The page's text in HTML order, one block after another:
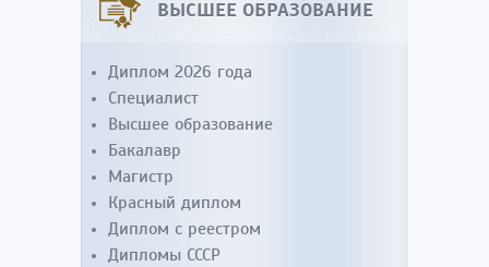
ВЫСШЕЕ ОБРАЗОВАНИЕ
Диплом 2026 года
Специалист
Высшее образование
Бакалавр
Магистр
Красный диплом
Диплом с реестром
Дипломы СССР